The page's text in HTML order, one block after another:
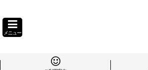
メニュー